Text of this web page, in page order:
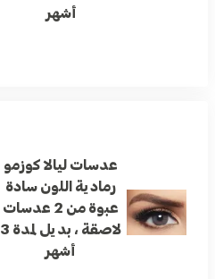
أشهر
عدسات ليالا كوزمو
رمادية اللون سادة
عبوة من 2 عدسات
لاصقة ، بديل لمدة 3
أشهر